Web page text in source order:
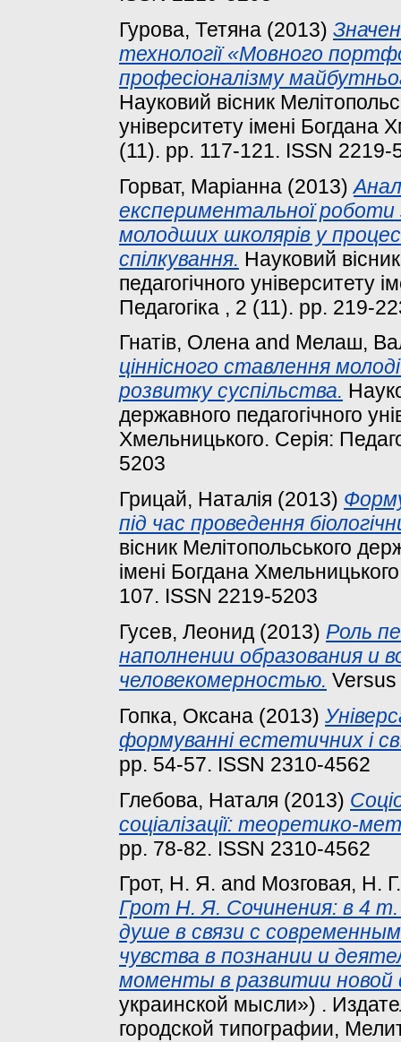
Гурова, Тетяна (2013)
технології «Мовного
професіоналізму
Науковий вісник
університету імені Богдана
(11). pp. 117-121. ISSN 2219-
Горват, Маріанна (2013)
експериментальної
молодших школярів у
спілкування. Науковий
педагогічного університету
Педагогіка , 2 (11). pp. 219-
Гнатів, Олена and Мелаш,
ціннісного ставлення
розвитку суспільства.
державного педагогічного
Хмельницького. Серія:
5203
Грицай, Наталія (2013)
під час проведення
вісник Мелітопольського
імені Богдана
107. ISSN 2219-5203
Гусев, Леонид (2013) Роль
наполнении образования и
человекомерностью.
Гопка, Оксана (2013)
формуванні естетичних і
pp. 54-57. ISSN 2310-4562
Глебова, Наталя (2013)
соціалізації: теоретико-
pp. 78-82. ISSN 2310-4562
Грот, Н. Я. and Мозговая, Н.
Грот Н. Я. Сочинения: в 4
душе в связи с
чувства в познании и
моменты в развитии
украинской мысли») .
городской типографии,